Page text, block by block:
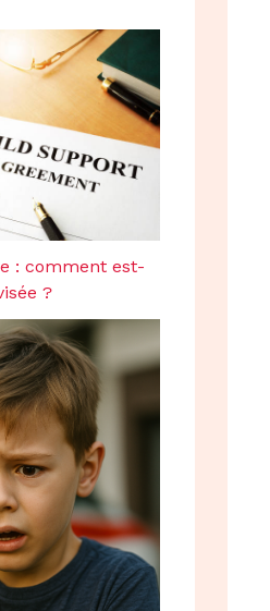
: comment est-
?